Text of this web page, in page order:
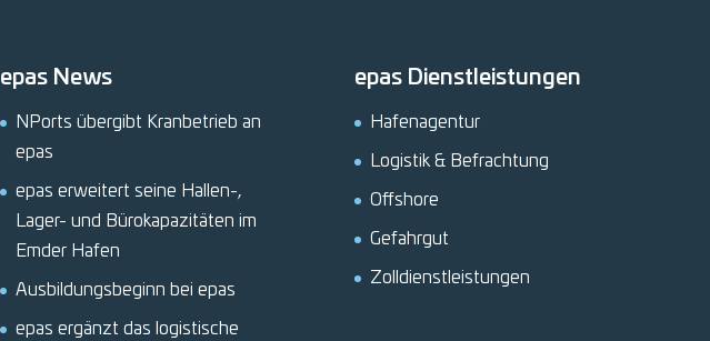
epas News
NPorts übergibt Kranbetrieb an
epas
epas erweitert seine Hallen-,
Lager- und Bürokapazitäten im
Emder Hafen
Ausbildungsbeginn bei epas
epas ergänzt das logistische
epas Dienstleistungen
Hafenagentur
Logistik & Befrachtung
Offshore
Gefahrgut
Zolldienstleistungen